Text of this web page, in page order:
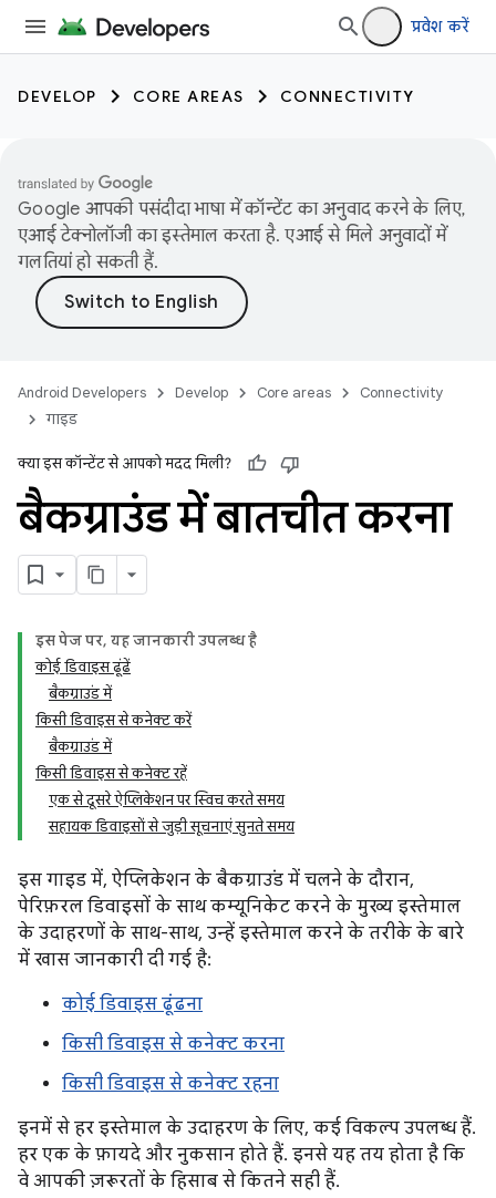
प्रवेश करें
DEVELOP CORE AREAS CONNECTIVITY
Google आपकी पसंदीदा भाषा में कॉन्टेंट का अनुवाद करने के लिए,
एआई टेक्नोलॉजी का इस्तेमाल करता है. एआई से मिले अनुवादों में
गलतियां हो सकती हैं.
Android Developers Develop Core areas
Connectivity
गाइड
क्या इस कॉन्टेंट से आपको मदद मिली?
बैकग्राउंड में बातचीत करना
इस पेज पर, यह जानकारी उपलब्ध है
कोई डिवाइस ढूंढें
बैकग्राउंड में
किसी डिवाइस से कनेक्ट करें
बैकग्राउंड में
किसी डिवाइस से कनेक्ट रहें
एक से दूसरे ऐप्लिकेशन पर स्विच करते समय
सहायक डिवाइसों से जुड़ी सूचनाएं सुनते समय
इस गाइड में, ऐप्लिकेशन के बैकग्राउंड में चलने के दौरान,
पेरिफ़रल डिवाइसों के साथ कम्यूनिकेट करने के मुख्य इस्तेमाल
के उदाहरणों के साथ-साथ, उन्हें इस्तेमाल करने के तरीके के बारे
में खास जानकारी दी गई है:
कोई डिवाइस ढूंढना
किसी डिवाइस से कनेक्ट करना
किसी डिवाइस से कनेक्ट रहना
इनमें से हर इस्तेमाल के उदाहरण के लिए, कई विकल्प उपलब्ध हैं.
हर एक के फ़ायदे और नुकसान होते हैं. इनसे यह तय होता है कि
वे आपकी ज़रूरतों के हिसाब से कितने सही हैं.